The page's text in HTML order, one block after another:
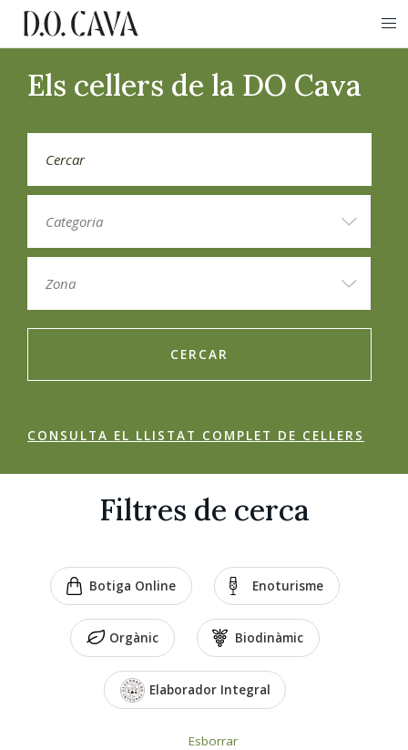
Els cellers de la DO Cava
CERCAR
CONSULTA EL LLISTAT COMPLET DE CELLERS
Filtres de cerca
Botiga Online Enoturisme
Orgànic Biodinàmic
Elaborador Integral
Esborrar